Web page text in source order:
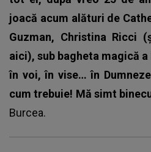
joacă acum alături de
Guzman, Christina Ricci
aici), sub bagheta magică
în voi, în vise… în
cum trebuie! Mă simt
Burcea.